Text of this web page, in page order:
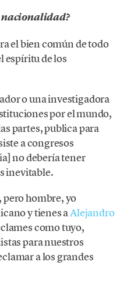
nacionalidad?
el bien común de todo
espíritu de los
o una investigadora
por el mundo,
partes, publica para
a congresos
no debería tener
inevitable.
pero hombre, yo
y tienes aAlejandro
como tuyo,
para nuestros
a los grandes